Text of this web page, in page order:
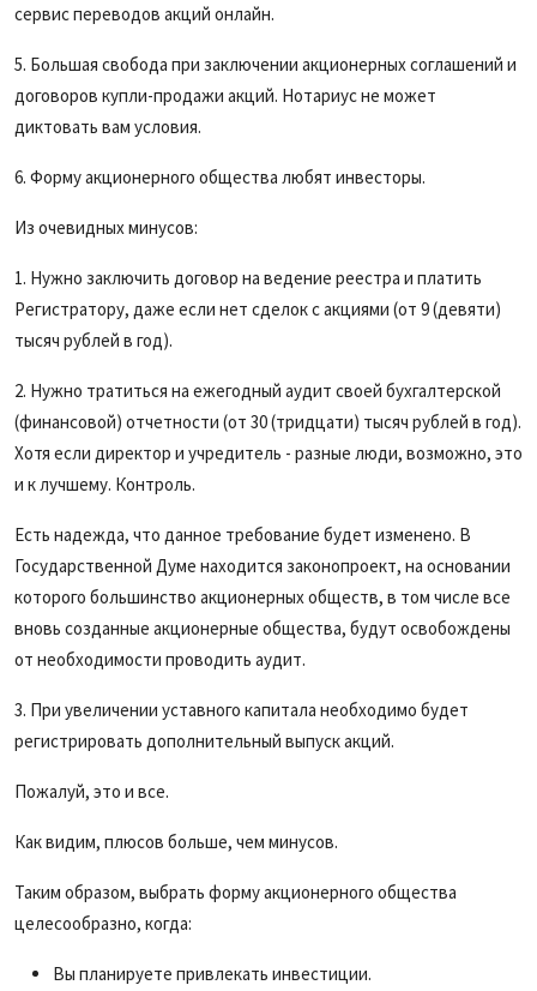
сервис переводов акций онлайн.
5. Большая свобода при заключении акционерных соглашений и
договоров купли-продажи акций. Нотариус не может
диктовать вам условия.
6. Форму акционерного общества любят инвесторы.
Из очевидных минусов:
1. Нужно заключить договор на ведение реестра и платить
Регистратору, даже если нет сделок с акциями (от 9 (девяти)
тысяч рублей в год).
2. Нужно тратиться на ежегодный аудит своей бухгалтерской
(финансовой) отчетности (от 30 (тридцати) тысяч рублей в год).
Хотя если директор и учредитель - разные люди, возможно, это
и к лучшему. Контроль.
Есть надежда, что данное требование будет изменено. В
Государственной Думе находится законопроект, на основании
которого большинство акционерных обществ, в том числе все
вновь созданные акционерные общества, будут освобождены
от необходимости проводить аудит.
3. При увеличении уставного капитала необходимо будет
регистрировать дополнительный выпуск акций.
Пожалуй, это и все.
Как видим, плюсов больше, чем минусов.
Таким образом, выбрать форму акционерного общества
целесообразно, когда:
Вы планируете привлекать инвестиции.